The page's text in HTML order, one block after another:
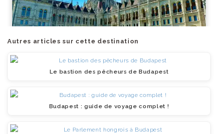
Autres articles sur cette destination
Le bastion des pêcheurs de Budapest
Budapest : guide de voyage complet !